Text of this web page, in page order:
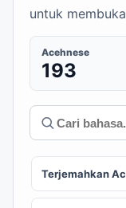
untuk
Acehnese
193
Terjemahkan